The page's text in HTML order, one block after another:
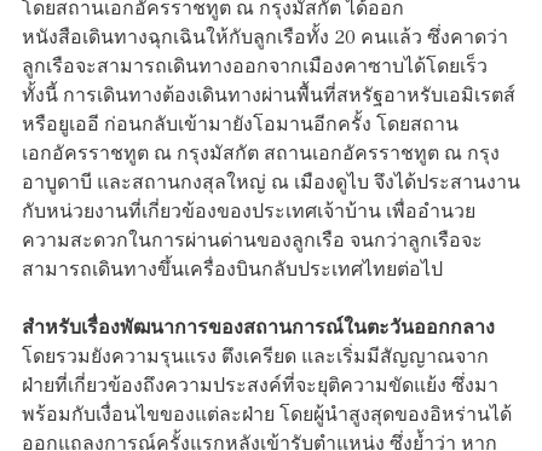
โดยสถานเอกอัครราชทูต ณ กรุงมัสกัต ได้ออก
หนังสือเดินทางฉุกเฉินให้กับลูกเรือทั้ง 20 คนแล้ว ซึ่งคาดว่า
ลูกเรือจะสามารถเดินทางออกจากเมืองคาซาบได้โดยเร็ว
ทั้งนี้ การเดินทางต้องเดินทางผ่านพื้นที่สหรัฐอาหรับเอมิเรตส์
หรือยูเออี ก่อนกลับเข้ามายังโอมานอีกครั้ง โดยสถาน
เอกอัครราชทูต ณ กรุงมัสกัต สถานเอกอัครราชทูต ณ กรุง
อาบูดาบี และสถานกงสุลใหญ่ ณ เมืองดูไบ จึงได้ประสานงาน
กับหน่วยงานที่เกี่ยวข้องของประเทศเจ้าบ้าน เพื่ออำนวย
ความสะดวกในการผ่านด่านของลูกเรือ จนกว่าลูกเรือจะ
สามารถเดินทางขึ้นเครื่องบินกลับประเทศไทยต่อไป
สำหรับเรื่องพัฒนาการของสถานการณ์ในตะวันออกกลาง
โดยรวมยังความรุนแรง ตึงเครียด และเริ่มมีสัญญาณจาก
ฝ่ายที่เกี่ยวข้องถึงความประสงค์ที่จะยุติความขัดแย้ง ซึ่งมา
พร้อมกับเงื่อนไขของแต่ละฝ่าย โดยผู้นำสูงสุดของอิหร่านได้
ออกแถลงการณ์ครั้งแรกหลังเข้ารับตำแหน่ง ซึ่งย้ำว่า หาก